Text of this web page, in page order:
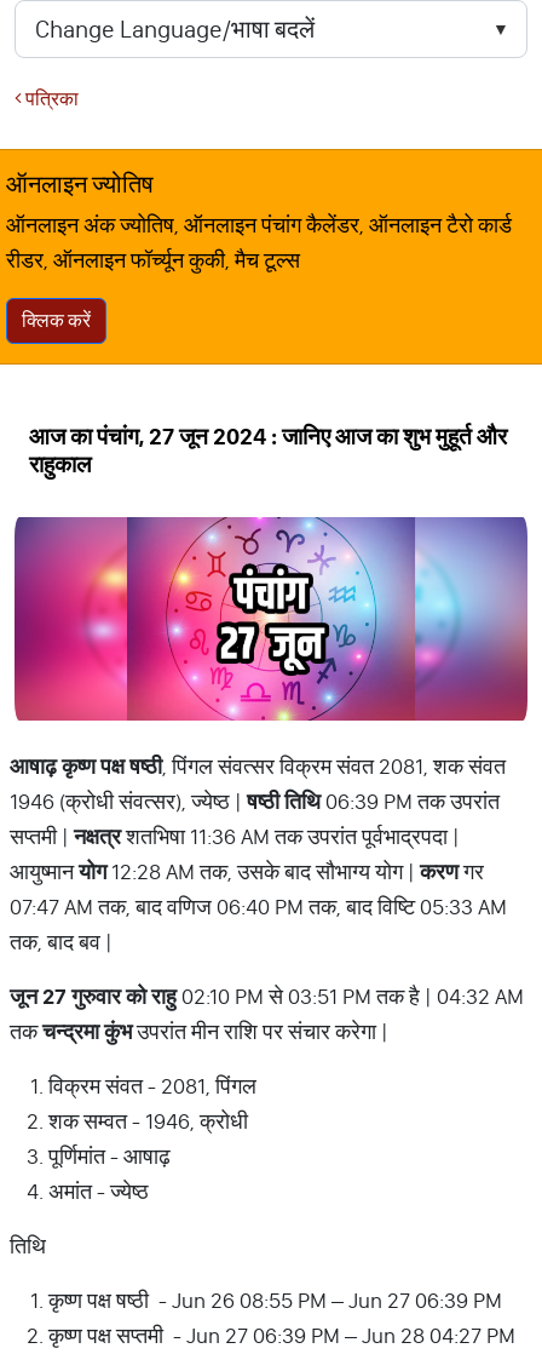
पत्रिका
ऑनलाइन ज्योतिष
ऑनलाइन अंक ज्योतिष, ऑनलाइन पंचांग कैलेंडर, ऑनलाइन टैरो कार्ड
रीडर, ऑनलाइन फॉर्च्यून कुकी, मैच टूल्स
क्लिक करें
आज का पंचांग, 27 जून 2024 : जानिए आज का शुभ मुहूर्त और
राहुकाल
आषाढ़ कृष्ण पक्ष षष्ठी, पिंगल संवत्सर विक्रम संवत 2081, शक संवत
1946 (क्रोधी संवत्सर), ज्येष्ठ |षष्ठी तिथि06:39 PM तक उपरांत
सप्तमी |नक्षत्रशतभिषा 11:36 AM तक उपरांत पूर्वभाद्रपदा |
आयुष्मानयोग12:28 AM तक, उसके बाद सौभाग्य योग |करणगर
07:47 AM तक, बाद वणिज 06:40 PM तक, बाद विष्टि 05:33 AM
तक, बाद बव |
जून 27 गुरुवार को राहु02:10 PM से 03:51 PM तक है | 04:32 AM
तकचन्द्रमा कुंभउपरांत मीन राशि पर संचार करेगा |
विक्रम संवत - 2081, पिंगल
शक सम्वत - 1946, क्रोधी
पूर्णिमांत - आषाढ़
अमांत - ज्येष्ठ
तिथि
कृष्ण पक्ष षष्ठी - Jun 26 08:55 PM – Jun 27 06:39 PM
कृष्ण पक्ष सप्तमी - Jun 27 06:39 PM – Jun 28 04:27 PM